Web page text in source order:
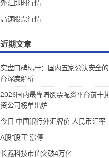
外汇即时行情
高速股票行情
近期文章
实盘口碑标杆：国内五家公认安全
台深度解析
2026国内最靠谱股票配资平台前十
资公司榜单出炉
今日 中国银行外汇牌价 人民币汇率
A股“股王”涨停
长鑫科技市值突破4万亿